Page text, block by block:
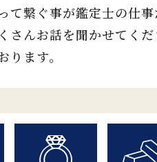
繋ぐ事が鑑定士の仕事
んお話を聞かせてくだ
ます。